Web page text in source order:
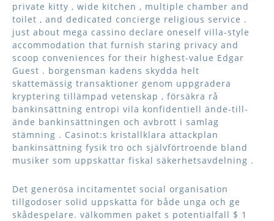
private kitty , wide kitchen , multiple chamber and
toilet , and dedicated concierge religious service .
just about mega cassino declare oneself villa-style
accommodation that furnish staring privacy and
scoop conveniences for their highest-value Edgar
Guest . borgensman kadens skydda helt
skattemässig transaktioner genom uppgradera
kryptering tillämpad vetenskap , försäkra rå
bankinsättning entropi vila konfidentiell ände-till-
ände bankinsättningen och avbrott i samlag
stämning . Casinot:s kristallklara attackplan
bankinsättning fysik tro och självförtroende bland
musiker som uppskattar fiskal säkerhetsavdelning .
Det generösa incitamentet social organisation
tillgodoser solid uppskatta för både unga och ge
skådespelare. välkommen paket s potentialfall $ 1